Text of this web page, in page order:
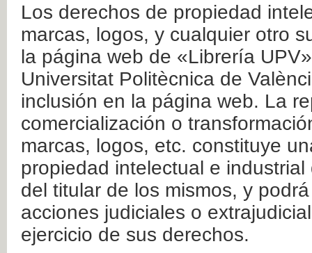
Los derechos de propiedad
marcas, logos, y cualquier otro
la página web de «Librería
Universitat Politècnica de
inclusión en la página web. La
comercialización o
marcas, logos, etc. constituye
propiedad intelectual e
del titular de los mismos, y
acciones judiciales o
ejercicio de sus derechos.